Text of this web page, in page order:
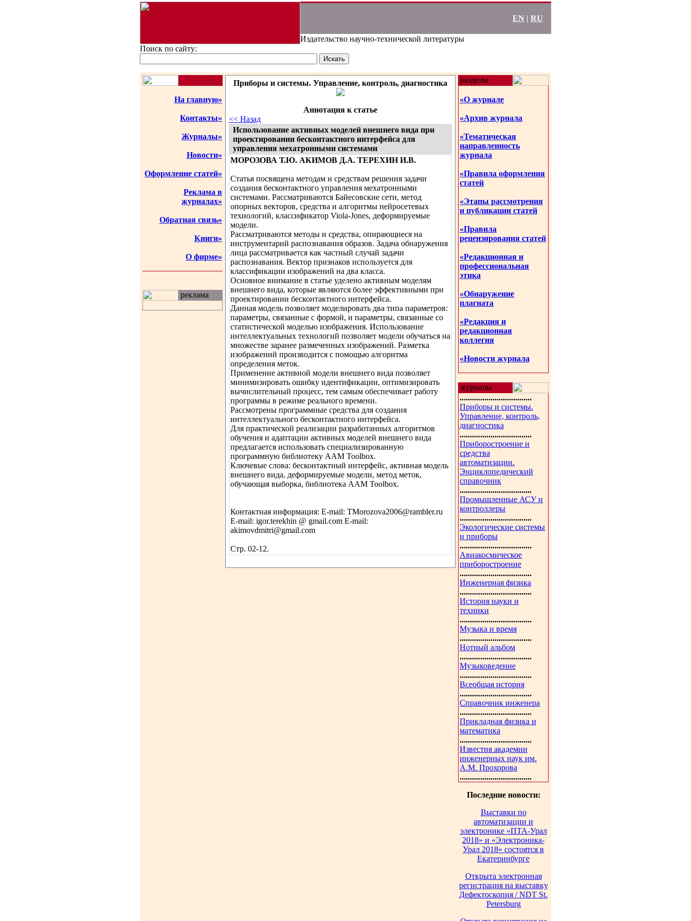
EN | RU
Издательство научно-технической литературы
Поиск по сайту:
На главную»
Контакты»
Журналы»
Новости»
Оформление статей»
Реклама в
журналах»
Обратная связь»
Книги»
О фирме»
реклама
Приборы и системы. Управление, контроль, диагностика
Аннотация к статье
<< Назад
Использование активных моделей внешнего вида при
проектировании бесконтактного интерфейса для
управления мехатронными системами
МОРОЗОВА Т.Ю. АКИМОВ Д.А. ТЕРЕХИН И.В.
Статья посвящена методам и средствам решения задачи
создания бесконтактного управления мехатронными
системами. Рассматриваются Байесовские сети, метод
опорных векторов, средства и алгоритмы нейросетевых
технологий, классификатор Viola-Jones, деформируемые
модели.
Рассматриваются методы и средства, опирающиеся на
инструментарий распознавания образов. Задача обнаружения
лица рассматривается как частный случай задачи
распознавания. Вектор признаков используется для
классификации изображений на два класса.
Основное внимание в статье уделено активным моделям
внешнего вида, которые являются более эффективными при
проектировании бесконтактного интерфейса.
Данная модель позволяет моделировать два типа параметров:
параметры, связанные с формой, и параметры, связанные со
статистической моделью изображения. Использование
интеллектуальных технологий позволяет модели обучаться на
множестве заранее размеченных изображений. Разметка
изображений производится с помощью алгоритма
определения меток.
Применение активной модели внешнего вида позволяет
минимизировать ошибку идентификации, оптимизировать
вычислительный процесс, тем самым обеспечивает работу
программы в режиме реального времени.
Рассмотрены программные средства для создания
интеллектуального бесконтактного интерфейса.
Для практической реализации разработанных алгоритмов
обучения и адаптации активных моделей внешнего вида
предлагается использовать специализированную
программную библиотеку AAM Toolbox.
Ключевые слова: бесконтактный интерфейс, активная модель
внешнего вида, деформируемые модели, метод меток,
обучающая выборка, библиотека AAM Toolbox.
Контактная информация: E-mail: TMorozova2006@rambler.ru
E-mail: igor.terekhin @ gmail.com E-mail:
akimovdmitri@gmail.com
Стр. 02-12.
разделы
«О журнале
«Архив журнала
«Тематическая
направленность
журнала
«Правила оформления
статей
«Этапы рассмотрения
и публикации статей
«Правила
рецензирования статей
«Редакционная и
профессиональная
этика
«Обнаружение
плагиата
«Редакция и
редакционная
коллегия
«Новости журнала
журналы
...................................
Приборы и системы.
Управление, контроль,
диагностика
...................................
Приборостроение и
средства
автоматизации.
Энциклопедический
справочник
...................................
Промышленные АСУ и
контроллеры
...................................
Экологические системы
и приборы
...................................
Авиакосмическое
приборостроение
...................................
Инженерная физика
...................................
История науки и
техники
...................................
Музыка и время
...................................
Нотный альбом
...................................
Музыковедение
...................................
Всеобщая история
...................................
Справочник инженера
...................................
Прикладная физика и
математика
...................................
Известия академии
инженерных наук им.
А.М. Прохорова
...................................
Последние новости:
Выставки по
автоматизации и
электронике «ПТА-Урал
2018» и «Электроника-
Урал 2018» состоятся в
Екатеринбурге
Открыта электронная
регистрация на выставку
Дефектоскопия / NDT St.
Petersburg